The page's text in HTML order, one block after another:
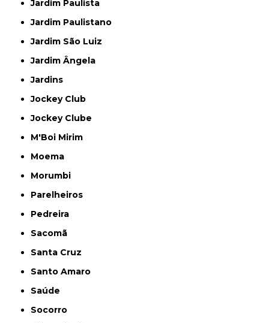
Jardim Paulista
Jardim Paulistano
Jardim São Luiz
Jardim Ângela
Jardins
Jockey Club
Jockey Clube
M'Boi Mirim
Moema
Morumbi
Parelheiros
Pedreira
Sacomã
Santa Cruz
Santo Amaro
Saúde
Socorro